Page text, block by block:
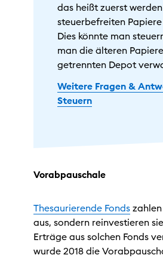
das heißt zuerst
steuerbefreiten
Dies könnte man
man die älteren
getrennten Depot
Weitere Fragen &
Steuern
Vorabpauschale
Thesaurierende Fondszahlen
aus, sondern reinvestieren
Erträge aus solchen Fonds
wurde 2018 die